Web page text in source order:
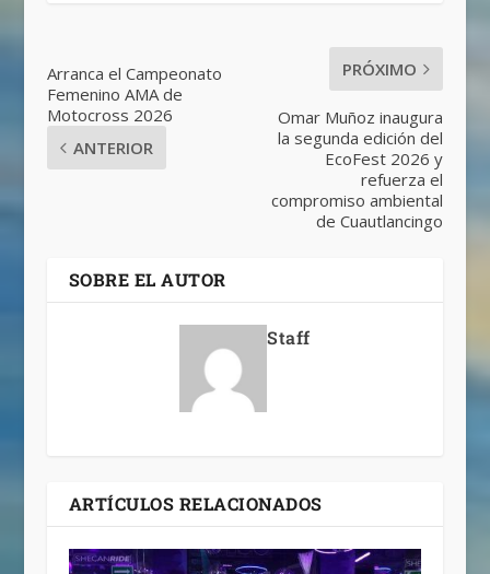
Arranca el Campeonato
Femenino AMA de
Motocross 2026
ANTERIOR
PRÓXIMO
Omar Muñoz inaugura
la segunda edición del
EcoFest 2026 y
refuerza el
compromiso ambiental
de Cuautlancingo
SOBRE EL AUTOR
Staff
ARTÍCULOS RELACIONADOS